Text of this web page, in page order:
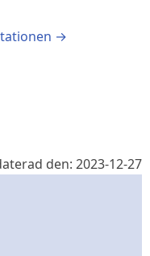
→
den: 2023-12-27